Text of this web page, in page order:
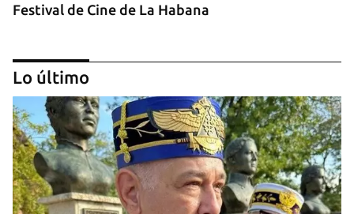
Festival de Cine de La Habana
Lo último